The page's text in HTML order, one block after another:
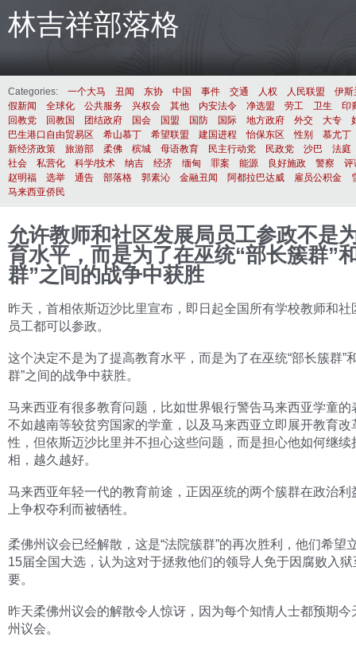
林吉祥部落格
Categories: 一个大马 丑闻 东协 中国 事件 交通 人权 人民联盟
伊斯
假新闻
全球化 公共服务 兴权会 其他 内安法令 净选盟 劳工 卫生
印
回教党
回教国 团结政府 国会 国盟 国防 国际 地方政府 外交 大专
巴生港口自由贸易区
希山慕丁 希望联盟 建国进程 怡保东区 性别
慕尤丁
新经济政策
旅游部 柔佛 槟城 母语教育 民主行动党 民政党 沙巴
法庭
社会
私营化 科学/技术 纳吉 经济 缅甸 罪案 能源 良好施政 警察
评
赵明福
选举 通告 部落格 郭素沁 金融丑闻 阿都拉巴达威 雇员公积金
马来西亚侨民
允许教师和社区发展局员工参政不是
育水平，而是为了在巫统“部长簇群”
群”之间的战争中获胜
昨天，首相依斯迈沙比里宣布，即日起全国所有学校教师和社
员工都可以参政。
这个决定不是为了提高教育水平，而是为了在巫统“部长簇群”
群”之间的战争中获胜。
马来西亚有很多教育问题，比如世界银行警告马来西亚学童的
不如越南等较贫穷国家的学童，以及马来西亚立即展开教育改
性，但依斯迈沙比里并不担心这些问题，而是担心他如何继续
相，越久越好。
马来西亚年轻一代的教育前途，正因巫统的两个簇群在政治利
上争权夺利而被牺牲。
柔佛州议会已经解散，这是“法院簇群”的再次胜利，他们希望
15届全国大选，认为这对于拯救他们的领导人免于因腐败入狱
要。
昨天柔佛州议会的解散令人惊讶，因为每个知情人士都预期今
州议会。